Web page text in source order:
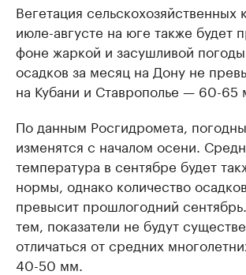
Вегетация сельскохозяйственных
июле-августе на юге также будет
фоне жаркой и засушливой
осадков за месяц на Дону не
на Кубани и Ставрополье — 60-65
По данным Росгидромета,
изменятся с началом осени.
температура в сентябре будет
нормы, однако количество
превысит прошлогодний
тем, показатели не будут
отличаться от средних
40-50 мм.